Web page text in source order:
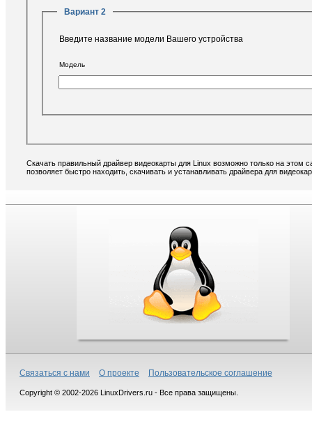
Вариант 2
Введите название модели Вашего устройства
Модель
Скачать правильный драйвер видеокарты для Linux возможно только на этом
позволяет быстро находить, скачивать и устанавливать драйвера для
Связаться с нами О проекте Пользовательское соглашение
Copyright © 2002-2026 LinuxDrivers.ru - Все права защищены.